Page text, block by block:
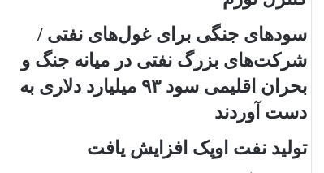
سودهای جنگی برای غول‌های نفتی /
شرکت‌های بزرگ نفتی در میانه جنگ و
بحران اقلیمی سود ۹۳ میلیارد دلاری به
دست آوردند
تولید نفت اوپک افزایش یافت